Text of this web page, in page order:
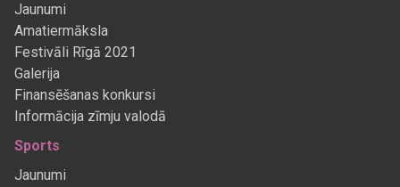
Jaunumi
Amatiermāksla
Festivāli Rīgā 2021
Galerija
Finansēšanas konkursi
Informācija zīmju valodā
Sports
Jaunumi